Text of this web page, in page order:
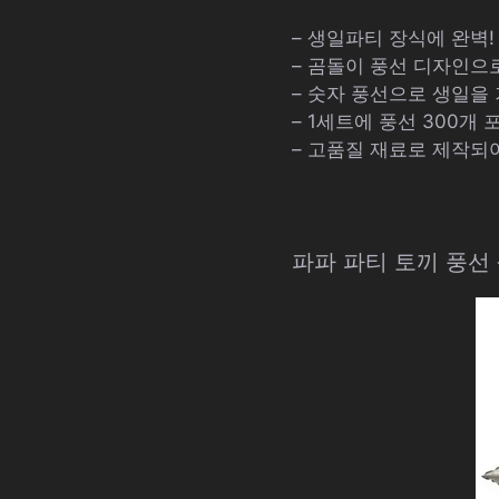
– 생일파티 장식에 완벽!
– 곰돌이 풍선 디자인으
– 숫자 풍선으로 생일을
– 1세트에 풍선 300개
– 고품질 재료로 제작되
파파 파티 토끼 풍